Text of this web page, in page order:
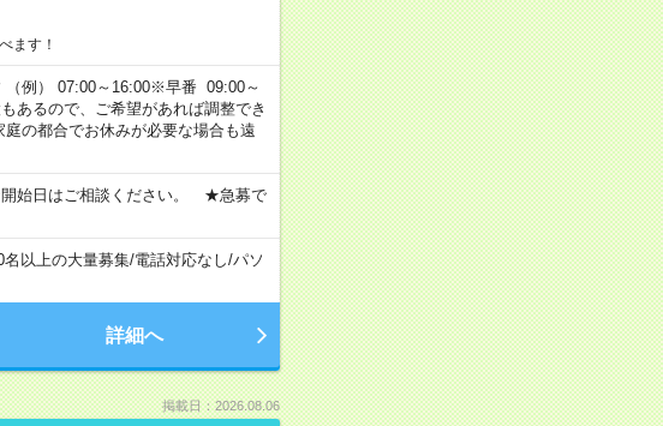
ます！
（例） 07:00～16:00※早番 09:00～
るので、ご希望があれば調整でき
の都合でお休みが必要な場合も遠
始日はご相談ください。 ★急募で
名以上の大量募集/電話対応なし/パソ
詳細へ
掲載日：2026.08.06